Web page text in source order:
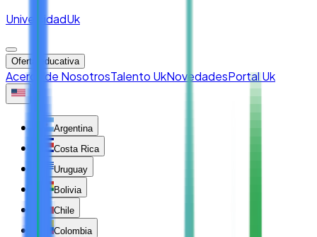
UniversidadUk
Oferta educativa
Acerca de NosotrosTalento UkNovedadesPortal Uk
Argentina
Costa Rica
Uruguay
Bolivia
Chile
Colombia